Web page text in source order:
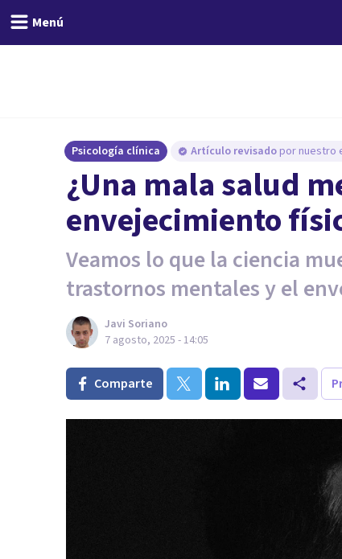
Menú
Psicología clínica Artículo revisado por nuestro
¿Una mala salud
envejecimiento
Veamos lo que la ciencia
trastornos mentales y el
Javi Soriano
7 agosto, 2025 - 14:05
Comparte